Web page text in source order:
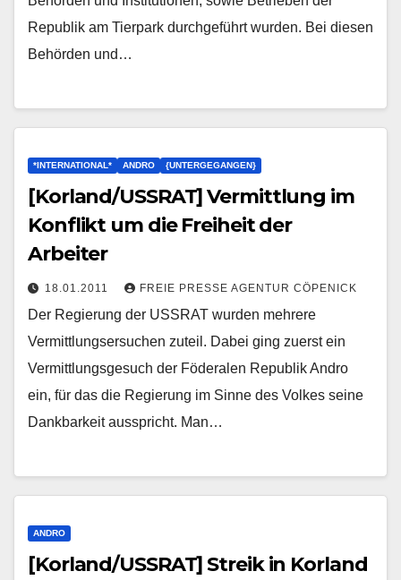
Republik am Tierpark durchgeführt wurden. Bei diesen
Behörden und…
*INTERNATIONAL* ANDRO {UNTERGEGANGEN}
[Korland/USSRAT] Vermittlung im
Konflikt um die Freiheit der
Arbeiter
18.01.2011 FREIE PRESSE AGENTUR CÖPENICK
Der Regierung der USSRAT wurden mehrere
Vermittlungsersuchen zuteil. Dabei ging zuerst ein
Vermittlungsgesuch der Föderalen Republik Andro
ein, für das die Regierung im Sinne des Volkes seine
Dankbarkeit ausspricht. Man…
ANDRO
[Korland/USSRAT] Streik in Korland